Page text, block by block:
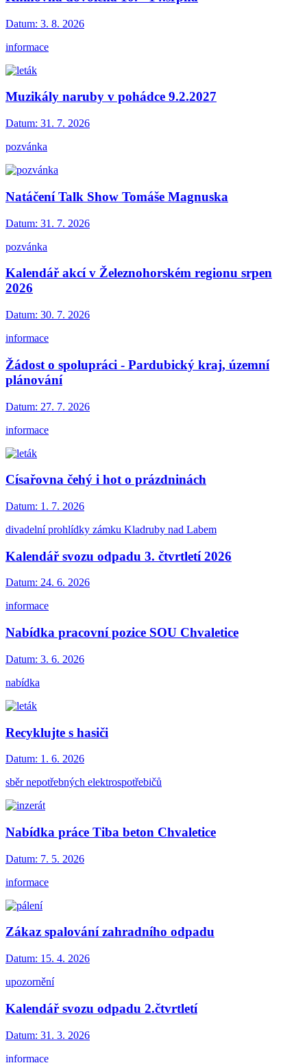
Datum: 3. 8. 2026
informace
Muzikály naruby v pohádce 9.2.2027
Datum: 31. 7. 2026
pozvánka
Natáčení Talk Show Tomáše Magnuska
Datum: 31. 7. 2026
pozvánka
Kalendář akcí v Železnohorském regionu srpen
2026
Datum: 30. 7. 2026
informace
Žádost o spolupráci - Pardubický kraj, územní
plánování
Datum: 27. 7. 2026
informace
Císařovna čehý i hot o prázdninách
Datum: 1. 7. 2026
divadelní prohlídky zámku Kladruby nad Labem
Kalendář svozu odpadu 3. čtvrtletí 2026
Datum: 24. 6. 2026
informace
Nabídka pracovní pozice SOU Chvaletice
Datum: 3. 6. 2026
nabídka
Recyklujte s hasiči
Datum: 1. 6. 2026
sběr nepotřebných elektrospotřebičů
Nabídka práce Tiba beton Chvaletice
Datum: 7. 5. 2026
informace
Zákaz spalování zahradního odpadu
Datum: 15. 4. 2026
upozornění
Kalendář svozu odpadu 2.čtvrtletí
Datum: 31. 3. 2026
informace